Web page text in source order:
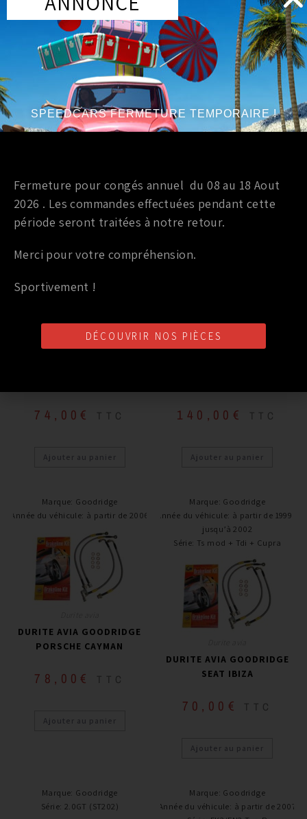
Disponible en couleur : Rose – Rouge – Rouge
Transparent – Orange – Jaune – Vert Kawasaki –
Bleu – Bleu transparent – Or – Inox transparent –
Carbone – Noir (merci de preciser la couleur en
commentaire)
PRODUITS SIMILAIRES
Marque:Goodridge
Série :ST170/225
Durite avia
74,00 € TTC
Ajouter au panier
Marque :Goodridge
Durite avia
140,00 € TTC
Ajouter au panier
Marque: Goodridge
Année du véhicule: à partir de 2006
DURITE AVIA GOODRIDGE
PORSCHE CAYMAN
78,00 € TTC
Ajouter au panier
Marque: Goodridge
Année du véhicule: à partir de 1999 /
jusqu’à 2002
Série: Ts mod + Tdi + Cupra
DURITE AVIA GOODRIDGE
SEAT IBIZA
70,00 € TTC
Ajouter au panier
Marque: Goodridge
Série: 2.0GT (ST202)
Marque: Goodridge
Année du véhicule: à partir de 2007
SPEEDCARS FERMETURE TEMPORAIRE !
Fermeture pour congés annuel du 08 au 18 Aout
2026 . Les commandes effectuées pendant cette
période seront traitées à notre retour.
Merci pour votre compréhension.
Sportivement !
DÉCOUVRIR NOS PIÈCES